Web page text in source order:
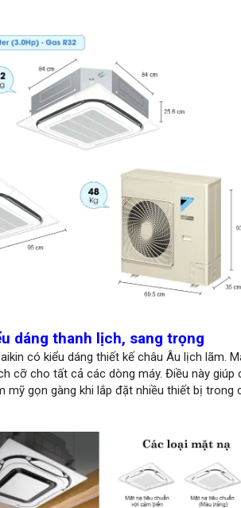
dáng thanh lịch, sang trọng
có kiểu dáng thiết kế châu Âu lịch lãm.
cỡ cho tất cả các dòng máy. Điều này giúp
mỹ gọn gàng khi lắp đặt nhiều thiết bị trong